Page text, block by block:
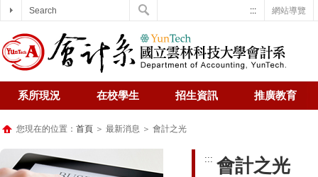
網站導覽
:::
系所現況 在校學生 招生資訊 推廣教育
您現在的位置： 首頁 ＞ 最新消息 ＞ 會計之光
::: 會計之光
Search